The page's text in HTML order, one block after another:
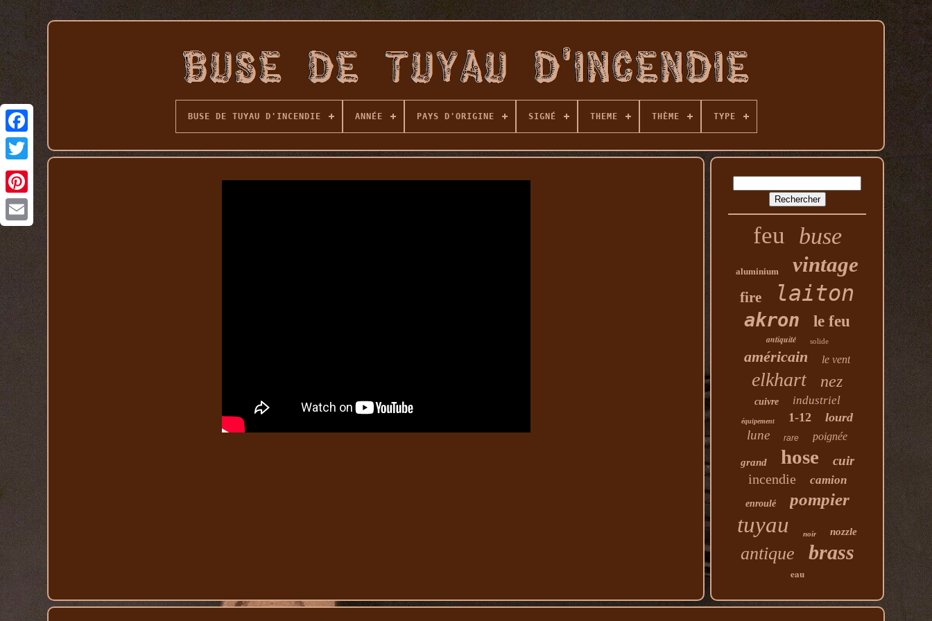
BUSE DE TUYAU D'INCENDIE ANNÉE PAYS D'ORIGINE SIGNÉ THEME THÈME TYPE
feu buse
aluminium vintage
fire laiton
akron le feu
antiquité solide
américain le vent
elkhart nez
cuivre industriel
équipement 1-12 lourd
lune rare poignée
grand hose cuir
incendie camion
enroulé pompier
tuyau noir nozzle
antique brass
eau